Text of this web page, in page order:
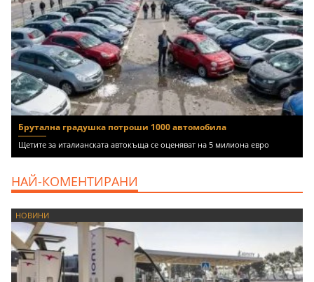
Брутална градушка потроши 1000 автомобила
Щетите за италианската автокъща се оценяват на 5 милиона евро
НАЙ-КОМЕНТИРАНИ
НОВИНИ